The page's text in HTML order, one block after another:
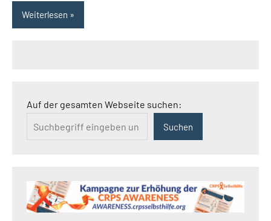
Weiterlesen
Auf der gesamten Webseite suchen:
Suchen